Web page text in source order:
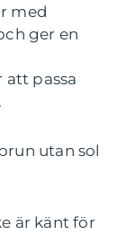
med
ger en
passa
utan sol
är känt för